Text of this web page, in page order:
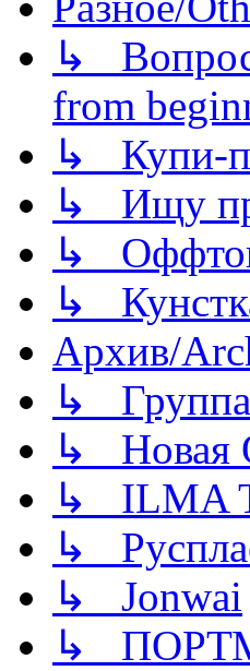
↳
from
↳ Купи-
↳ Ищу
↳
↳
Архив/
↳
↳ Новая
↳ ILMA
↳
↳ Jonwai
↳